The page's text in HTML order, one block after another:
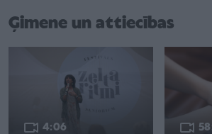
Ģimene un attiecības
4:06